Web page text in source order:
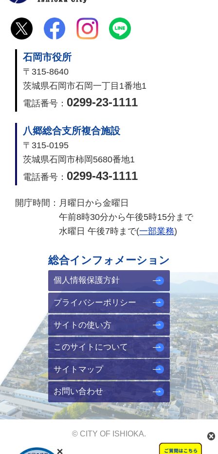
石岡市役所
〒315-8640
茨城県石岡市石岡一丁目1番地1
電話番号： 0299-23-1111
八郷総合支所複合施設
〒315-0195
茨城県石岡市柿岡5680番地1
電話番号： 0299-43-1111
開庁時間： 月曜日から金曜日
午前8時30分から午後5時15分まで
水曜日 午後7時まで(一部業務)
総合インフォメーション
個人情報保護方針
プライバシーポリシー
サイトの使い方
このサイトについて
サイトマップ
お問い合わせ
© CITY OF ISHIOKA.